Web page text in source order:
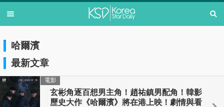
哈爾濱
最新文章
玄彬角逐百想男主角！趙祐鎮男配角！韓影
歷史大作《哈爾濱》將在港上映！劇情與看
電影